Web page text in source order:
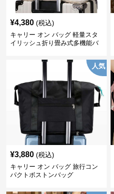
¥4,380 (税込)
キャリー オン バッグ 軽量スタ
イリッシュ折り畳み式多機能バ
人気
¥3,880 (税込)
キャリー オン バッグ 旅行コン
パクトボストンバッグ